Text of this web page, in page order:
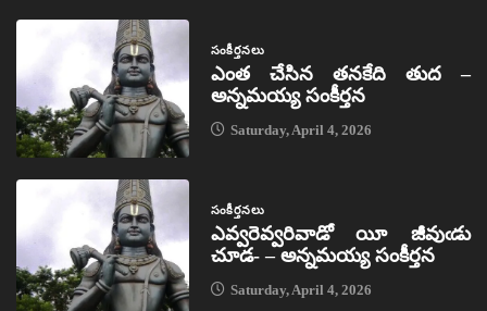
సంకీర్తనలు
ఎంత చేసిన తనకేది తుద –
అన్నమయ్య సంకీర్తన
Saturday, April 4, 2026
సంకీర్తనలు
ఎవ్వరెవ్వరివాడో యీ జీవుఁడు
చూడ- – అన్నమయ్య సంకీర్తన
Saturday, April 4, 2026